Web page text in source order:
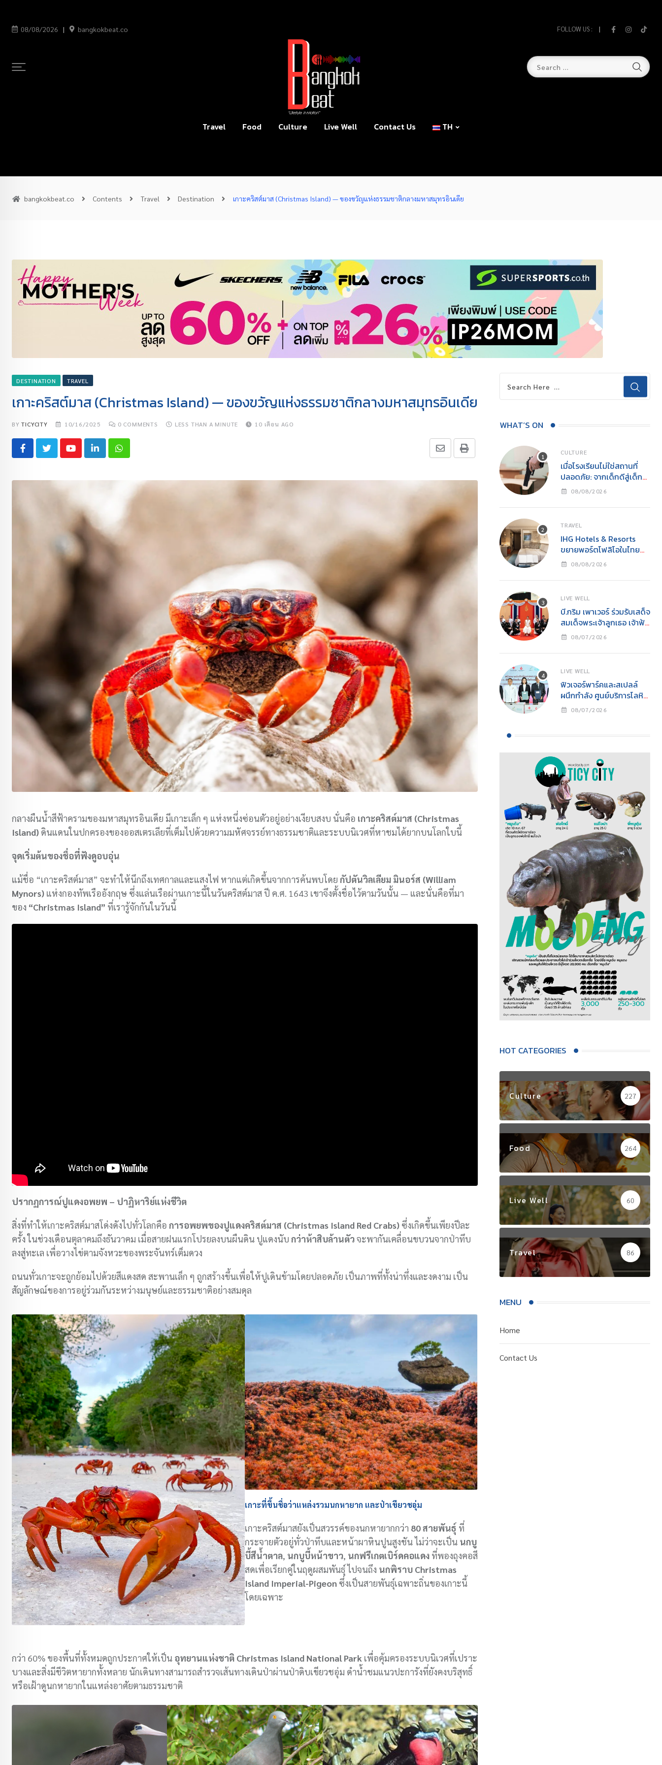
08/08/2026 bangkokbeat.co FOLLOW US :
Travel Food Culture Live Well Contact Us TH
bangkokbeat.co Contents Travel Destination เกาะคริสต์มาส (Christmas Island) — ของขวัญแห่งธรรมชาติกลางมหาสมุทรอินเดีย
DESTINATION TRAVEL
เกาะคริสต์มาส (Christmas Island) — ของขวัญแห่งธรรมชาติกลางมหาสมุทรอินเดีย
BYTICYCITY 10/16/2025 0 COMMENTS LESS THAN A MINUTE 10 เดือน AGO
กลางผืนน้ำสีฟ้าครามของมหาสมุทรอินเดีย มีเกาะเล็ก ๆ แห่งหนึ่งซ่อนตัวอยู่อย่างเงียบสงบ นั่นคือ เกาะคริสต์มาส (Christmas
Island) ดินแดนในปกครองของออสเตรเลียที่เต็มไปด้วยความมหัศจรรย์ทางธรรมชาติและระบบนิเวศที่หาชมได้ยากบนโลกใบนี้
จุดเริ่มต้นของชื่อที่ฟังดูอบอุ่น
แม้ชื่อ “เกาะคริสต์มาส” จะทำให้นึกถึงเทศกาลและแสงไฟ หากแต่เกิดขึ้นจากการค้นพบโดย กัปตันวิลเลียม มินอร์ส (William
Mynors) แห่งกองทัพเรืออังกฤษ ซึ่งแล่นเรือผ่านเกาะนี้ในวันคริสต์มาส ปี ค.ศ. 1643 เขาจึงตั้งชื่อไว้ตามวันนั้น — และนั่นคือที่มา
ของ “Christmas Island” ที่เรารู้จักกันในวันนี้
ปรากฏการณ์ปูแดงอพยพ – ปาฏิหาริย์แห่งชีวิต
สิ่งที่ทำให้เกาะคริสต์มาสโด่งดังไปทั่วโลกคือ การอพยพของปูแดงคริสต์มาส (Christmas Island Red Crabs) ซึ่งเกิดขึ้นเพียงปีละ
ครั้ง ในช่วงเดือนตุลาคมถึงธันวาคม เมื่อสายฝนแรกโปรยลงบนผืนดิน ปูแดงนับ กว่าห้าสิบล้านตัวจะพากันเคลื่อนขบวนจากป่าทึบ
ลงสู่ทะเล เพื่อวางไข่ตามจังหวะของพระจันทร์เต็มดวง
ถนนทั่วเกาะจะถูกย้อมไปด้วยสีแดงสด สะพานเล็ก ๆ ถูกสร้างขึ้นเพื่อให้ปูเดินข้ามโดยปลอดภัย เป็นภาพที่ทั้งน่าทึ่งและงดงาม เป็น
สัญลักษณ์ของการอยู่ร่วมกันระหว่างมนุษย์และธรรมชาติอย่างสมดุล
เกาะที่ขึ้นชื่อว่าแหล่งรวมนกหายาก และป่าเขียวชอุ่ม
เกาะคริสต์มาสยังเป็นสวรรค์ของนกหายากกว่า 80 สายพันธุ์ ที่
กระจายตัวอยู่ทั่วป่าทึบและหน้าผาหินปูนสูงชัน ไม่ว่าจะเป็น นกบู
บี้สีน้ำตาล, นกบูบี้หน้าขาว, นกฟรีเกตเบิร์ดคอแดง ที่พองถุงคอสี
สดเพื่อเรียกคู่ในฤดูผสมพันธุ์ ไปจนถึง นกพิราบ Christmas
Island Imperial-Pigeon ซึ่งเป็นสายพันธุ์เฉพาะถิ่นของเกาะนี้
โดยเฉพาะ
กว่า 60% ของพื้นที่ทั้งหมดถูกประกาศให้เป็น อุทยานแห่งชาติ Christmas Island National Park เพื่อคุ้มครองระบบนิเวศที่เปราะ
บางและสิ่งมีชีวิตหายากทั้งหลาย นักเดินทางสามารถสำรวจเส้นทางเดินป่าผ่านป่าดิบเขียวชอุ่ม ดำน้ำชมแนวปะการังที่ยังคงบริสุทธิ์
หรือเฝ้าดูนกหายากในแหล่งอาศัยตามธรรมชาติ
WHAT’S ON
CULTURE
เมื่อโรงเรียนไม่ใช่สถานที่
ปลอดภัย: จากเด็กดีสู่เด็ก
เลว และโศกนาฏกรรมกราด
08/08/2026
TRAVEL
IHG Hotels & Resorts
ขยายพอร์ตโฟลิโอในไทย
เปิดตัว Holiday Inn
08/08/2026
LIVE WELL
บี.กริม เพาเวอร์ ร่วมรับเสด็จ
สมเด็จพระเจ้าลูกเธอ เจ้าฟ้า
สิริวัณณวรี นารีรัตนราช
รักษ์ทะเล SEA THE
อนุรักษ์ทะเลแห่งปีเพื่อการ
อนุรักษ์ทรัพยากรทางทะเล
อย่างยั่งยืน
08/07/2026
LIVE WELL
ฟิวเจอร์พาร์คและสเปลล์
ผนึกกำลัง ศูนย์บริการโลหิต
แห่งชาติ สภากาชาดไทย
แห่งแรกในศูนย์การค้า
โครงการ “ฟิวเจอร์ให้ใจ”
เดินหน้าสร้างสังคมแห่งการ
ให้
08/07/2026
HOT CATEGORIES
Culture 227
Food 264
Live Well 60
Travel 86
MENU
Home
Contact Us